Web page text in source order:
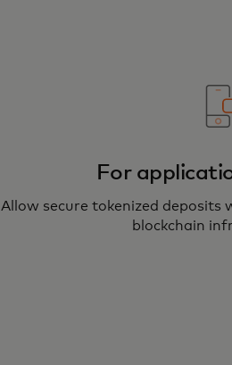
For
Allow secure tokenized
blockchain